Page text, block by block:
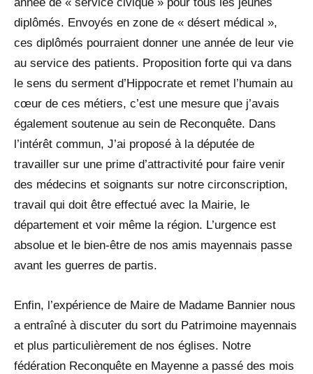
année de « service civique » pour tous les jeunes
diplômés. Envoyés en zone de « désert médical »,
ces diplômés pourraient donner une année de leur vie
au service des patients. Proposition forte qui va dans
le sens du serment d’Hippocrate et remet l’humain au
cœur de ces métiers, c’est une mesure que j’avais
également soutenue au sein de Reconquête. Dans
l’intérêt commun, J’ai proposé à la députée de
travailler sur une prime d’attractivité pour faire venir
des médecins et soignants sur notre circonscription,
travail qui doit être effectué avec la Mairie, le
département et voir même la région. L’urgence est
absolue et le bien-être de nos amis mayennais passe
avant les guerres de partis.
Enfin, l’expérience de Maire de Madame Bannier nous
a entraîné à discuter du sort du Patrimoine mayennais
et plus particulièrement de nos églises. Notre
fédération Reconquête en Mayenne a passé des mois